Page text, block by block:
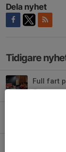
Dela nyhet
Tidigare
Full fart
24 apr,
Billy